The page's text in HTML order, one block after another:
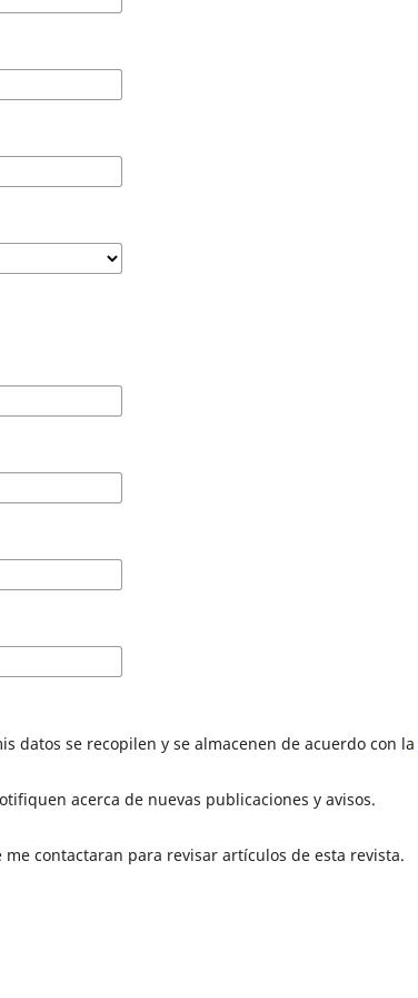
datos se recopilen y se almacenen de acuerdo con la
acerca de nuevas publicaciones y avisos.
contactaran para revisar artículos de esta revista.